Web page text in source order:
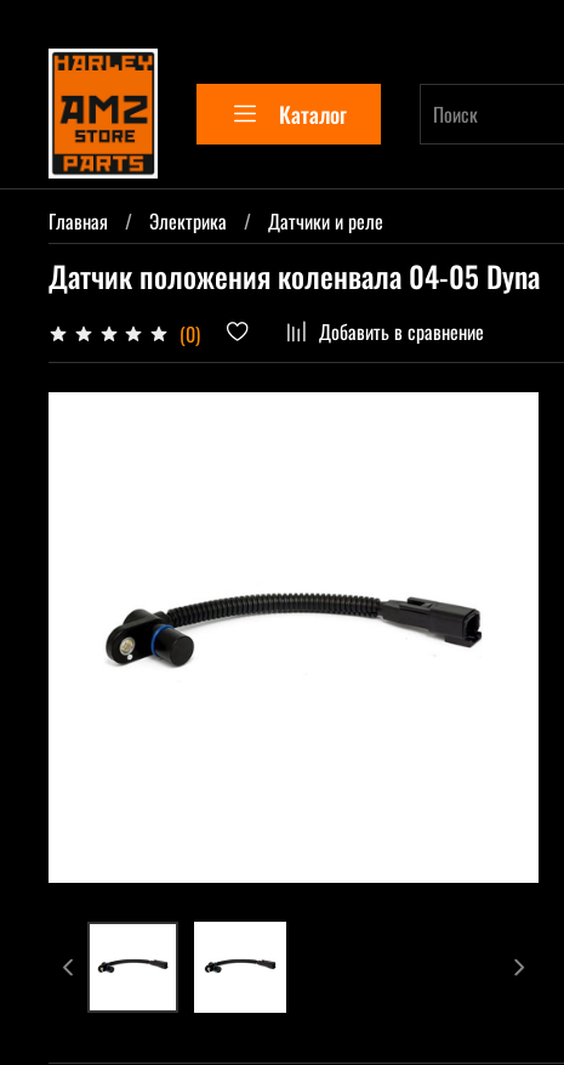
Каталог
Главная Электрика Датчики и реле
Датчик положения коленвала 04-05 Dyna
(0) Добавить в сравнение